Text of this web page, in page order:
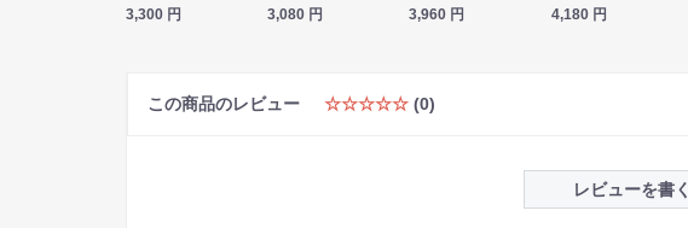
3,300 円
3,080 円
3,960 円
4,180 円
この商品のレビュー ☆☆☆☆☆ (0)
レビューを書く